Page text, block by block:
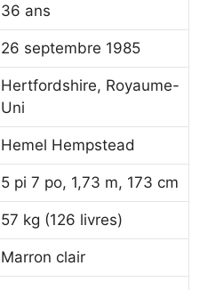
36 ans
26 septembre 1985
Hertfordshire, Royaume-
Uni
Hemel Hempstead
5 pi 7 po, 1,73 m, 173 cm
57 kg (126 livres)
Marron clair